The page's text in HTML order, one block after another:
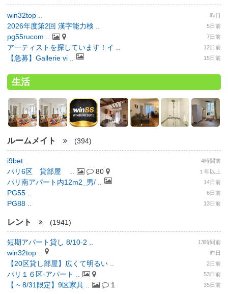
win32top .. 昨日
2026年度第2回 漢字能力検 .. 5日前
pg55rucom .. 7日前
ア一ティストを探しています！イ .. 12日前
【急募】Gallerie vi .. 15日前
生活
ルームメイト (394)
i9bet .. 4時間前
パリ6区 貸部屋 .. 80 １年以上
パリ南アパート内12m2_男/ .. 14日前
PG55 .. 6日前
PG88 .. 13日前
レント (1941)
短期アパート貸し 8/10-2 .. 13時間前
win32top .. 昨日
【20区貸し部屋】広くて明るい .. 2日前
パリ１６区-アパート .. 53日前
【 ~ 8/31限定】9区家具 .. 1 35日前